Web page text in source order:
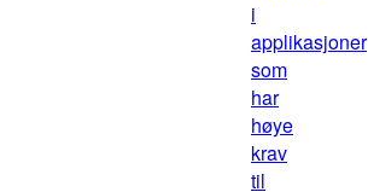
i
applikasjoner
som
har
høye
krav
til